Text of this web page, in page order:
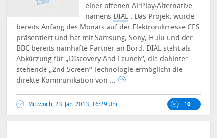
einer offenen AirPlay-Alternative
namens DIAL . Das Projekt wurde
bereits Anfang des Monats auf der Elektronikmesse CES
präsentiert und hat mit Samsung, Sony, Hulu und der
BBC bereits namhafte Partner an Bord. DIAL steht als
Abkürzung für „DIscovery And Launch“, die dahinter
stehende „2nd Screen“-Technologie ermöglicht die
direkte Kommunikation von ...
Mittwoch, 23. Jan. 2013, 16:29 Uhr 10